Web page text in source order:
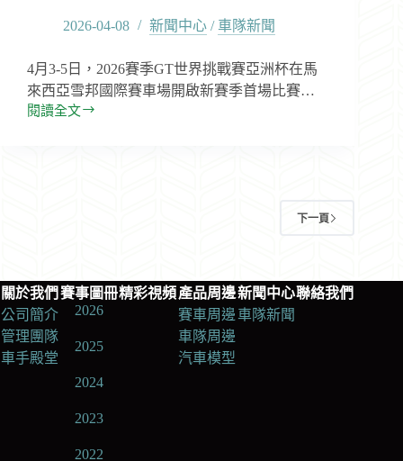
2026-04-08 新聞中心 /車隊新聞
4月3-5日，2026賽季GT世界挑戰賽亞洲杯在馬
來西亞雪邦國際賽車場開啟新賽季首場比賽…
閱讀全文
Team
耀，
10
號
車
組
斬
下一頁
關於我們
公司簡介
管理團隊
車手殿堂
賽事圖冊
2026
2025
2024
2023
2022
精彩視頻產品周邊
賽車周邊
車隊周邊
汽車模型
新聞中心
車隊新聞
聯絡我們